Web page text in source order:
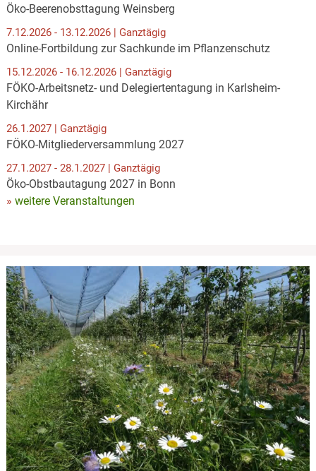
Öko-Beerenobsttagung Weinsberg
7.12.2026 - 13.12.2026 | Ganztägig
Online-Fortbildung zur Sachkunde im Pflanzenschutz
15.12.2026 - 16.12.2026 | Ganztägig
FÖKO-Arbeitsnetz- und Delegiertentagung in Karlsheim-
Kirchähr
26.1.2027 | Ganztägig
FÖKO-Mitgliederversammlung 2027
27.1.2027 - 28.1.2027 | Ganztägig
Öko-Obstbautagung 2027 in Bonn
weitere Veranstaltungen